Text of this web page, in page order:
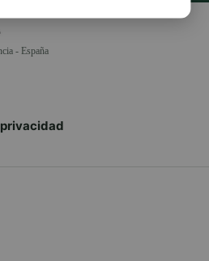
- España